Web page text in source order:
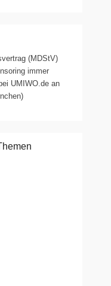
(MDStV)
immer
UMIWO.de an